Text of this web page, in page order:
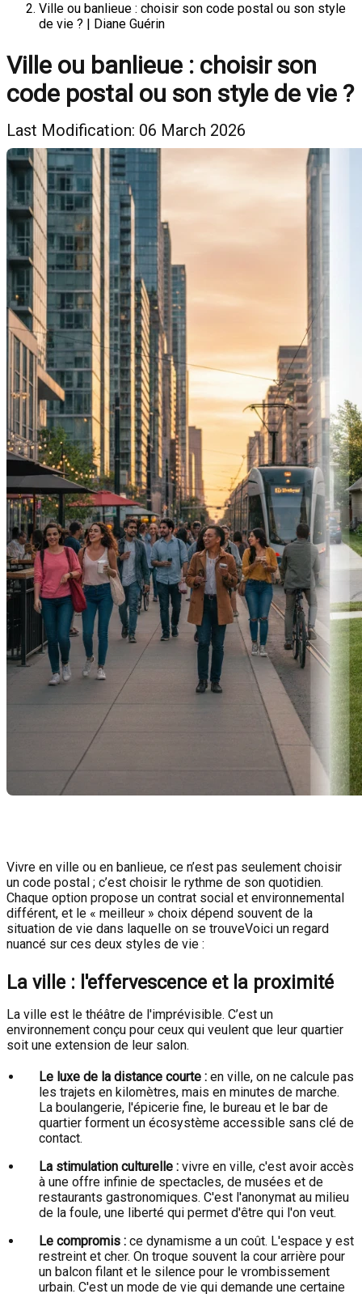
Ville ou banlieue : choisir son code postal ou son style
de vie ? | Diane Guérin
Ville ou banlieue : choisir son
code postal ou son style de vie ?
Last Modification: 06 March 2026
Vivre en ville ou en banlieue, ce n’est pas seulement choisir
un code postal ; c’est choisir le rythme de son quotidien.
Chaque option propose un contrat social et environnemental
différent, et le « meilleur » choix dépend souvent de la
situation de vie dans laquelle on se trouveVoici un regard
nuancé sur ces deux styles de vie :
La ville : l'effervescence et la proximité
La ville est le théâtre de l'imprévisible. C’est un
environnement conçu pour ceux qui veulent que leur quartier
soit une extension de leur salon.
Le luxe de la distance courte : en ville, on ne calcule pas
les trajets en kilomètres, mais en minutes de marche.
La boulangerie, l'épicerie fine, le bureau et le bar de
quartier forment un écosystème accessible sans clé de
contact.
La stimulation culturelle : vivre en ville, c'est avoir accès
à une offre infinie de spectacles, de musées et de
restaurants gastronomiques. C'est l'anonymat au milieu
de la foule, une liberté qui permet d'être qui l'on veut.
Le compromis : ce dynamisme a un coût. L'espace y est
restreint et cher. On troque souvent la cour arrière pour
un balcon filant et le silence pour le vrombissement
urbain. C'est un mode de vie qui demande une certaine